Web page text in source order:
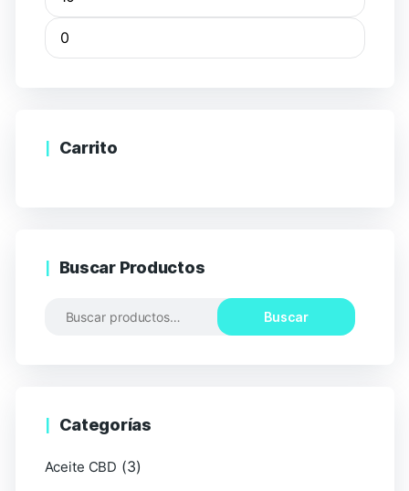
Carrito
Buscar Productos
Buscar
Categorías
Aceite CBD (3)